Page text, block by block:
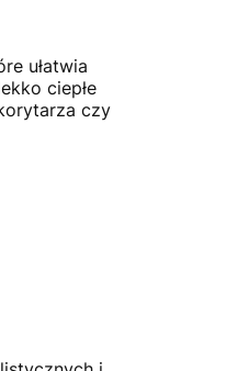
ułatwia
ciepłe
czy